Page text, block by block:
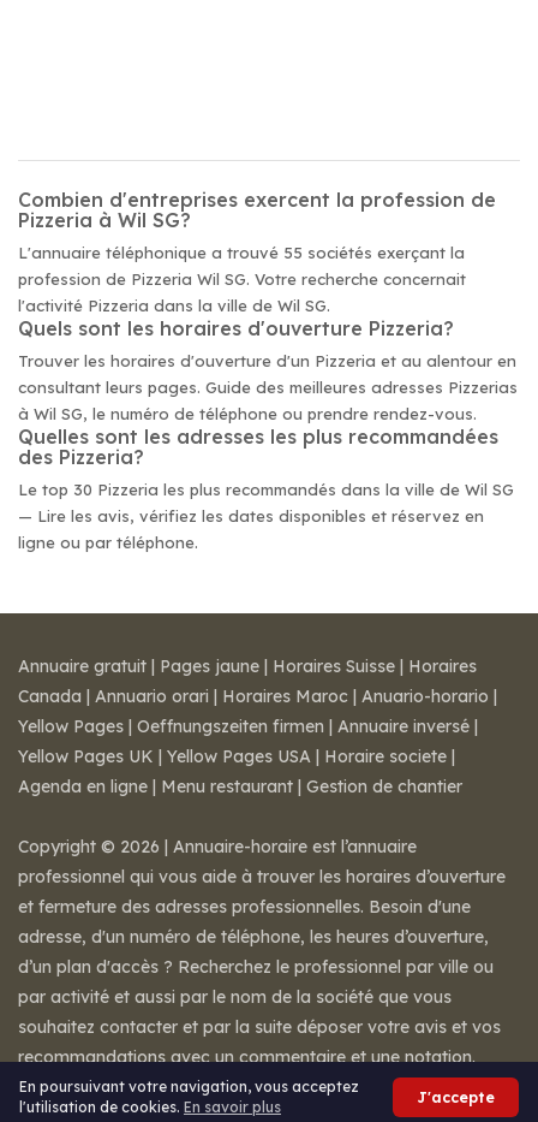
Combien d'entreprises exercent la profession de
Pizzeria à Wil SG?
L'annuaire téléphonique a trouvé 55 sociétés exerçant la
profession de Pizzeria Wil SG. Votre recherche concernait
l'activité Pizzeria dans la ville de Wil SG.
Quels sont les horaires d'ouverture Pizzeria?
Trouver les horaires d'ouverture d'un Pizzeria et au alentour en
consultant leurs pages. Guide des meilleures adresses Pizzerias
à Wil SG, le numéro de téléphone ou prendre rendez-vous.
Quelles sont les adresses les plus recommandées
des Pizzeria?
Le top 30 Pizzeria les plus recommandés dans la ville de Wil SG
— Lire les avis, vérifiez les dates disponibles et réservez en
ligne ou par téléphone.
En poursuivant votre navigation, vous acceptez
l'utilisation de cookies. En savoir plus
J'accepte
Annuaire gratuit | Pages jaune | Horaires Suisse | Horaires
Canada | Annuario orari | Horaires Maroc | Anuario-horario |
Yellow Pages | Oeffnungszeiten firmen | Annuaire inversé |
Yellow Pages UK | Yellow Pages USA | Horaire societe |
Agenda en ligne | Menu restaurant | Gestion de chantier
Copyright © 2026 | Annuaire-horaire est l’annuaire
professionnel qui vous aide à trouver les horaires d’ouverture
et fermeture des adresses professionnelles. Besoin d'une
adresse, d'un numéro de téléphone, les heures d’ouverture,
d’un plan d'accès ? Recherchez le professionnel par ville ou
par activité et aussi par le nom de la société que vous
souhaitez contacter et par la suite déposer votre avis et vos
recommandations avec un commentaire et une notation.
Mentions légales-Conditions de ventes-Contact